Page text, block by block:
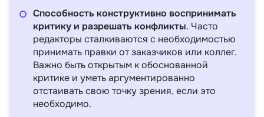
Способность конструктивно воспринимать
критику и разрешать конфликты. Часто
редакторы сталкиваются с необходимостью
принимать правки от заказчиков или коллег.
Важно быть открытым к обоснованной
критике и уметь аргументированно
отстаивать свою точку зрения, если это
необходимо.